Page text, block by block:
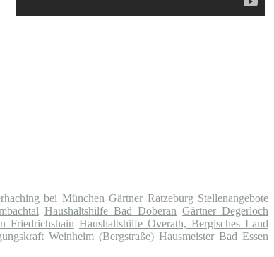
bei München Gärtner Ratzeburg Stellenangebote
Haushaltshilfe Bad Doberan Gärtner Degerloch
Friedrichshain Haushaltshilfe Overath, Bergisches Land
Weinheim (Bergstraße) Hausmeister Bad Essen